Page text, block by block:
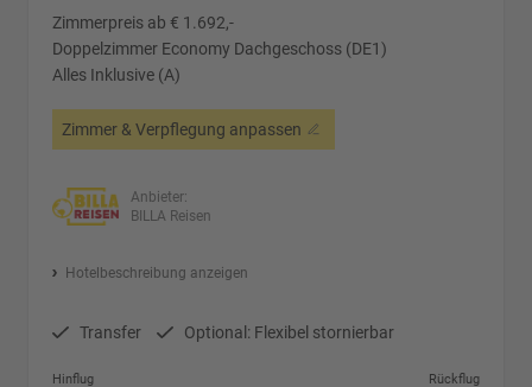
Zimmerpreis ab € 1.692,-
Doppelzimmer Economy Dachgeschoss (DE1)
Alles Inklusive (A)
Zimmer & Verpflegung anpassen
Anbieter:
BILLA Reisen
Hotelbeschreibung anzeigen
Transfer Optional: Flexibel stornierbar
Hinflug
Rückflug